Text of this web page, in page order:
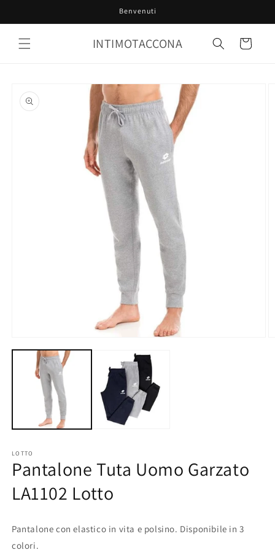
ai contenuti
Benvenuti
INTIMOTACCONA Carrello
informazioni
sul prodotto
contenuti
multimediali
LOTTO
Pantalone Tuta Uomo Garzato
LA1102 Lotto
Pantalone con elastico in vita e polsino. Disponibile in 3
colori.